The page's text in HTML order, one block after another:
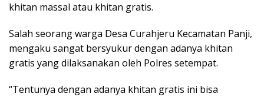
khitan massal atau khitan gratis.
Salah seorang warga Desa Curahjeru Kecamatan Panji,
mengaku sangat bersyukur dengan adanya khitan
gratis yang dilaksanakan oleh Polres setempat.
“Tentunya dengan adanya khitan gratis ini bisa